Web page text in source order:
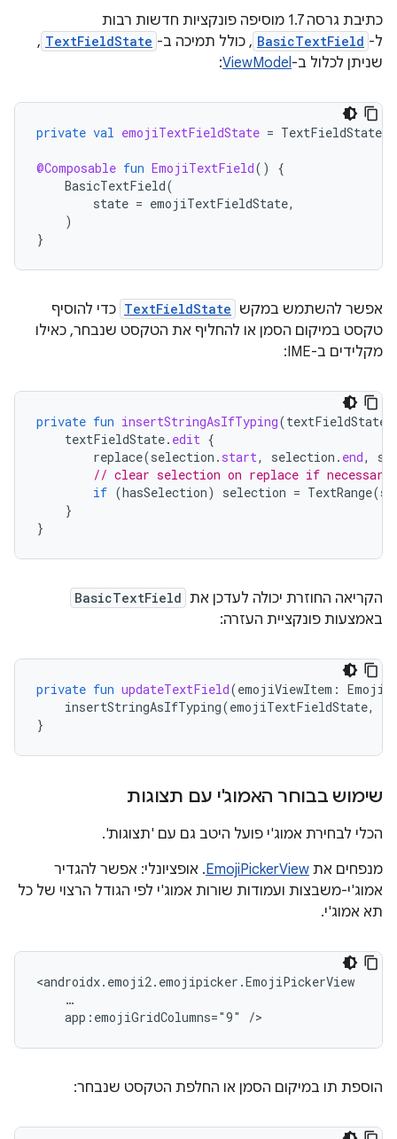
כתיבת גרסה 1.7 מוסיפה פונקציות חדשות רבות
ל- BasicTextField , כולל תמיכה ב- TextFieldState
,
שניתן לכלול ב-ViewModel
:
private val emojiTextFieldState = TextFieldState
@Composable fun EmojiTextField()
{
BasicTextField(
state = emojiTextFieldState,
)
}
אפשר להשתמש במקש TextFieldState כדי להוסיף
טקסט במיקום הסמן או להחליף את הטקסט שנבחר, כאילו
מקלידים ב-IME:
private fun insertStringAsIfTyping(textFieldState
textFieldState. edit {
replace(selection . start, selection . end,
// clear selection on replace if necessary
if (hasSelection) selection = TextRange(
}
}
הקריאה החוזרת יכולה לעדכן את BasicTextField
באמצעות פונקציית העזרה:
private fun updateTextField(emojiViewItem :
insertStringAsIfTyping(emojiTextFieldState,
}
שימוש בבוחר האמוג'י עם תצוגות
הכלי לבחירת אמוג'י פועל היטב גם עם 'תצוגות'.
מנפחים את EmojiPickerView. אופציונלי: אפשר להגדיר
אמוג'י-משבצות ועמודות שורות אמוג'י לפי הגודל הרצוי של כל
תא אמוג'י.
app:emojiGridColumns="9"
הוספת תו במיקום הסמן או החלפת הטקסט שנבחר: